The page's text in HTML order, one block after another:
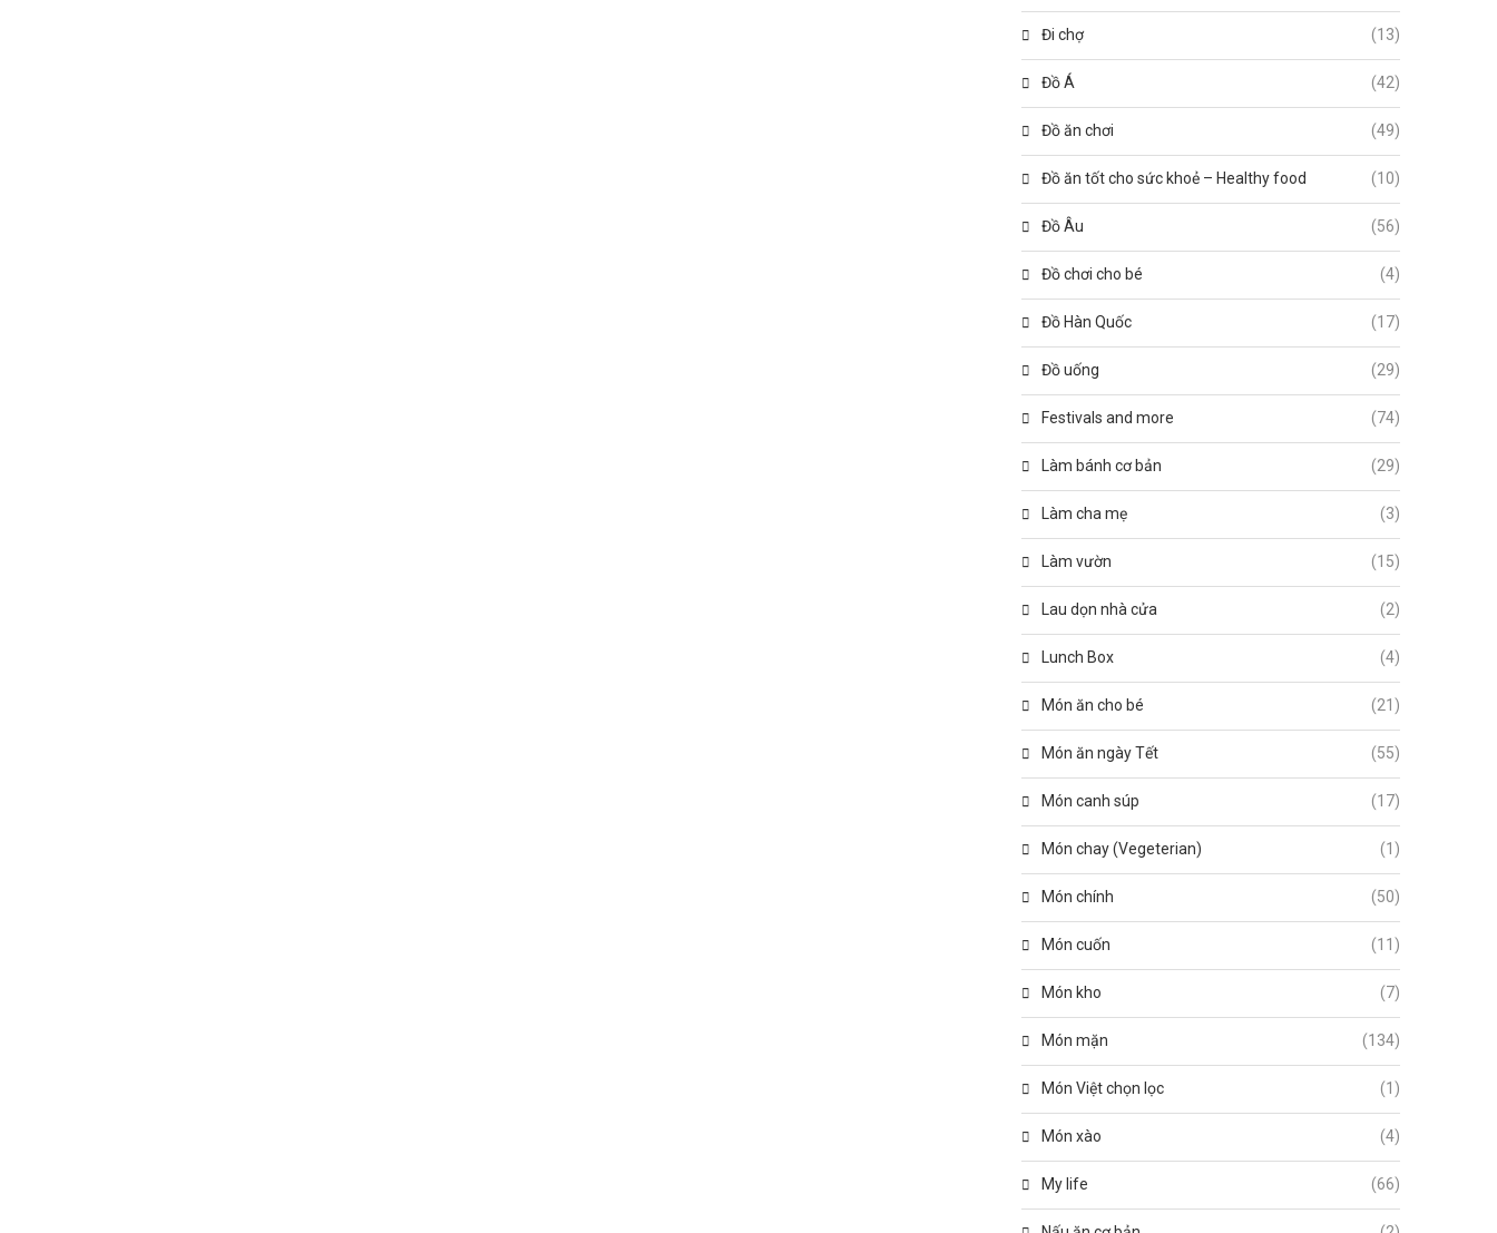
Đi chợ (13)
Đồ Á (42)
Đồ ăn chơi (49)
Đồ ăn tốt cho sức khoẻ – Healthy food (10)
Đồ Âu (56)
Đồ chơi cho bé (4)
Đồ Hàn Quốc (17)
Đồ uống (29)
Festivals and more (74)
Làm bánh cơ bản (29)
Làm cha mẹ (3)
Làm vườn (15)
Lau dọn nhà cửa (2)
Lunch Box (4)
Món ăn cho bé (21)
Món ăn ngày Tết (55)
Món canh súp (17)
Món chay (Vegeterian) (1)
Món chính (50)
Món cuốn (11)
Món kho (7)
Món mặn (134)
Món Việt chọn lọc (1)
Món xào (4)
My life (66)